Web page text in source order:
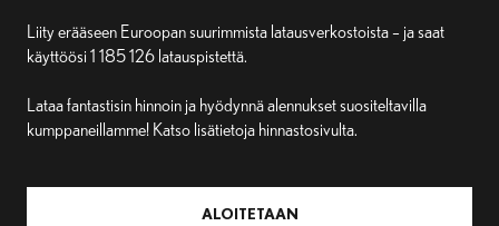
Liity erääseen Euroopan suurimmista latausverkostoista – ja saat
käyttöösi 1 185 126 latauspistettä.
Lataa fantastisin hinnoin ja hyödynnä alennukset suositeltavilla
kumppaneillamme! Katso lisätietoja hinnastosivulta.
ALOITETAAN